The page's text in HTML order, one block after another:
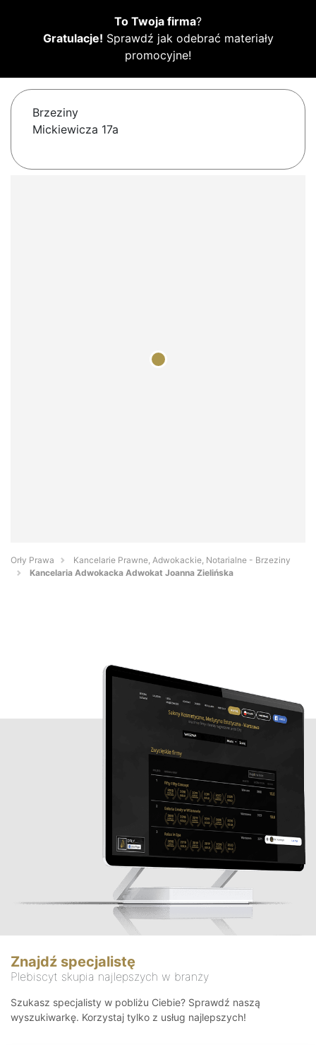
To Twoja firma?
Gratulacje! Sprawdź jak odebrać materiały
promocyjne!
Brzeziny
Mickiewicza 17a
Orły Prawa
Kancelarie Prawne, Adwokackie, Notarialne - Brzeziny
Kancelaria Adwokacka Adwokat Joanna Zielińska
Znajdź specjalistę
Plebiscyt skupia najlepszych w branży
Szukasz specjalisty w pobliżu Ciebie? Sprawdź naszą
wyszukiwarkę. Korzystaj tylko z usług najlepszych!